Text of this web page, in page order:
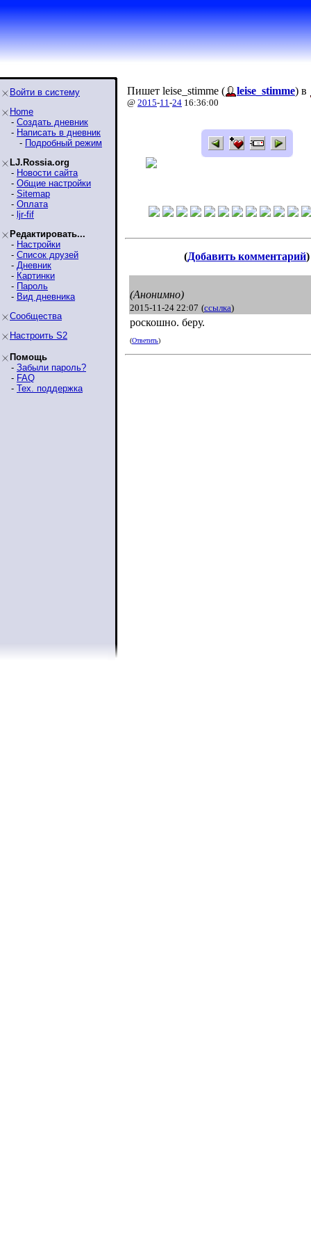
Войти в систему
Home
- Создать дневник
- Написать в дневник
- Подробный режим
LJ.Rossia.org
- Новости сайта
- Общие настройки
- Sitemap
- Оплата
- ljr-fif
Редактировать...
- Настройки
- Список друзей
- Дневник
- Картинки
- Пароль
- Вид дневника
Сообщества
Настроить S2
Помощь
- Забыли пароль?
- FAQ
- Тех. поддержка
Пишет leise_stimme ( leise_stimme) в
@ 2015-11-24 16:36:00
(Добавить комментарий)
(Анонимно)
2015-11-24 22:07 (ссылка)
роскошно. беру.
(Ответить)